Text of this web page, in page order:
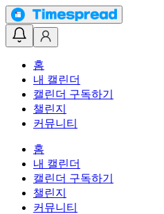
홈
내 캘린더
캘린더 구독하기
챌린지
커뮤니티
홈
내 캘린더
캘린더 구독하기
챌린지
커뮤니티